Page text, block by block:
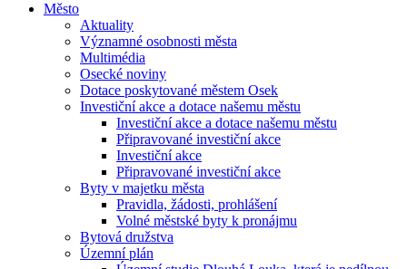
Město
Aktuality
Významné osobnosti města
Multimédia
Osecké noviny
Dotace poskytované městem Osek
Investiční akce a dotace našemu městu
Investiční akce a dotace našemu městu
Připravované investiční akce
Investiční akce
Připravované investiční akce
Byty v majetku města
Pravidla, žádosti, prohlášení
Volné městské byty k pronájmu
Bytová družstva
Územní plán